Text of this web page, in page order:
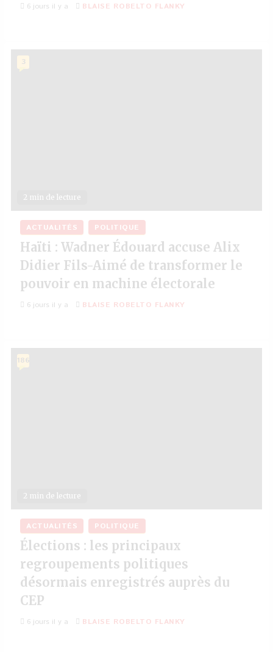
6 jours il y a BLAISE ROBELTO FLANKY
2 min de lecture
3
ACTUALITÉS POLITIQUE
Haïti : Wadner Édouard accuse Alix
Didier Fils-Aimé de transformer le
pouvoir en machine électorale
6 jours il y a BLAISE ROBELTO FLANKY
2 min de lecture
186
ACTUALITÉS POLITIQUE
Élections : les principaux
regroupements politiques
désormais enregistrés auprès du
CEP
6 jours il y a BLAISE ROBELTO FLANKY